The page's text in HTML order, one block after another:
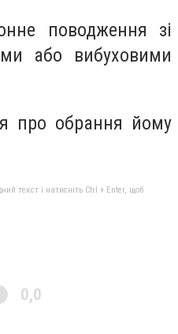
поводження зі
або вибуховими
про обрання йому
текст і натисніть Ctrl + Enter, щоб
0,0